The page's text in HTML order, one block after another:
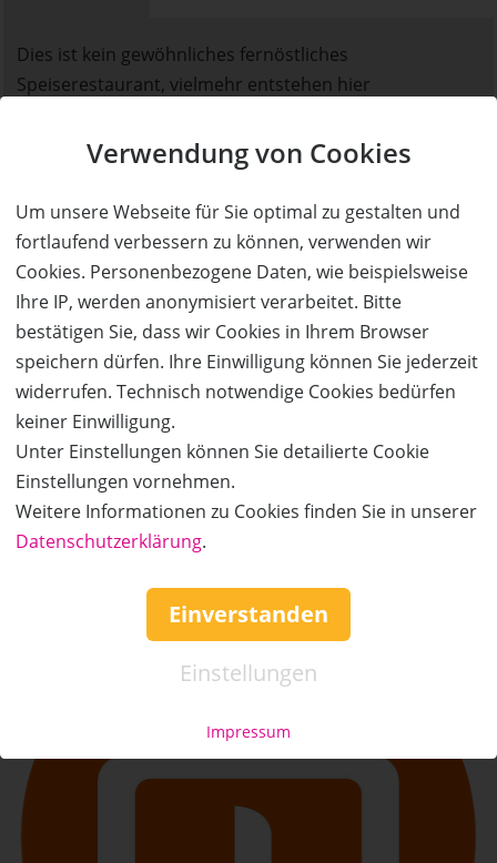
Verwendung von Cookies
Um unsere Webseite für Sie optimal zu gestalten und
fortlaufend verbessern zu können, verwenden wir
Cookies. Personenbezogene Daten, wie beispielsweise
Ihre IP, werden anonymisiert verarbeitet. Bitte
bestätigen Sie, dass wir Cookies in Ihrem Browser
speichern dürfen. Ihre Einwilligung können Sie jederzeit
widerrufen. Technisch notwendige Cookies bedürfen
keiner Einwilligung.
Unter Einstellungen können Sie detailierte Cookie
Einstellungen vornehmen.
Weitere Informationen zu Cookies finden Sie in unserer
Datenschutzerklärung.
Einverstanden
Einstellungen
Impressum
Dies ist kein gewöhnliches fernöstliches
Speiserestaurant, vielmehr entstehen hier
welche aus erlesenen und sorgfältig ausgewählten
frischen Produkten entstehen. Diese werden von
unseren asiatischen Spitzenköchen mit Leidenschaft
und Engagement zubereitet.
Auf unsere Speisekarte steht nicht nur typische
asiatische Gerichte, sondern auch besonderes
interessantes Menü. Wählen Sie Ihre Lieblingsgerichte
von die zahlreiche Möglichkeiten aus, und lassen Sie
genießen.
Details zum Anbieter